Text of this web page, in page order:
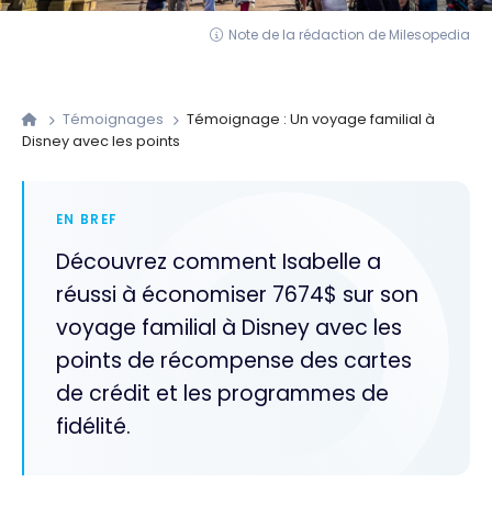
Note de la rédaction de Milesopedia
Témoignages
Témoignage : Un voyage familial à
Disney avec les points
EN BREF
Découvrez comment Isabelle a
réussi à économiser 7674$ sur son
voyage familial à Disney avec les
points de récompense des cartes
de crédit et les programmes de
fidélité.